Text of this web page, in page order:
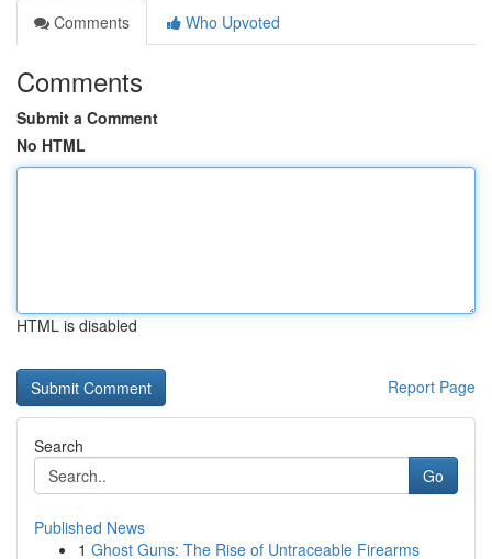
Comments
Who Upvoted
Comments
Submit a Comment
No HTML
HTML is disabled
Report Page
Search
Go
Published News
1 Ghost Guns: The Rise of Untraceable Firearms